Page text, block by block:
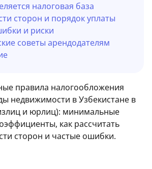
налоговая база
сторон и порядок уплаты
и риски
советы арендодателям
правила налогообложения
недвижимости в Узбекистане в
и юрлиц): минимальные
как рассчитать
сторон и частые ошибки.